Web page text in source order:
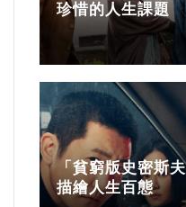
珍惜的人生課題
「貧窮版史密斯
描繪人生百態